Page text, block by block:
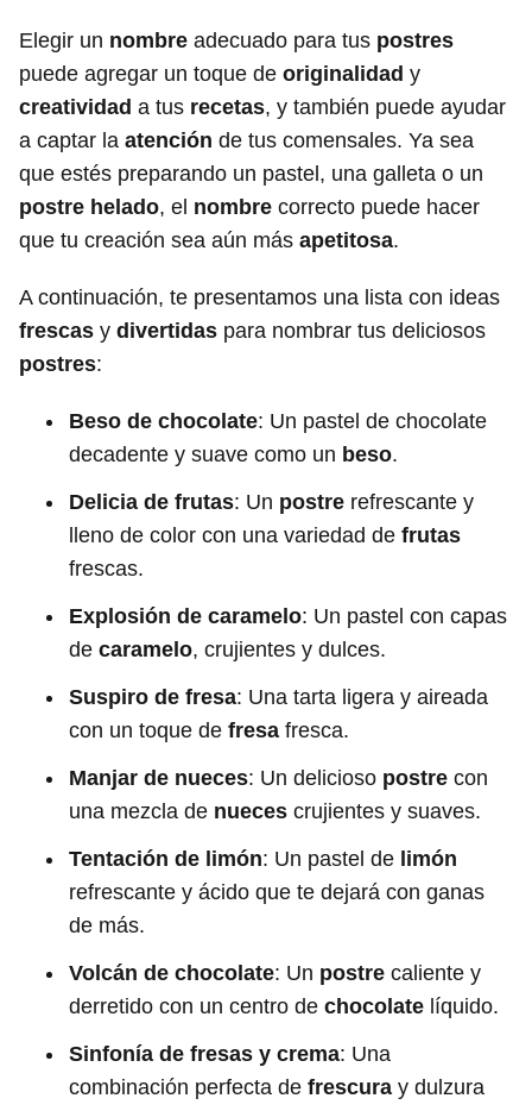
Elegir un nombre adecuado para tus postres
puede agregar un toque de originalidad y
creatividad a tus recetas, y también puede ayudar
a captar la atención de tus comensales. Ya sea
que estés preparando un pastel, una galleta o un
postre helado, el nombre correcto puede hacer
que tu creación sea aún más apetitosa.
A continuación, te presentamos una lista con ideas
frescas y divertidas para nombrar tus deliciosos
postres:
Beso de chocolate: Un pastel de chocolate
decadente y suave como un beso.
Delicia de frutas: Un postre refrescante y
lleno de color con una variedad de frutas
frescas.
Explosión de caramelo: Un pastel con capas
de caramelo, crujientes y dulces.
Suspiro de fresa: Una tarta ligera y aireada
con un toque de fresa fresca.
Manjar de nueces: Un delicioso postre con
una mezcla de nueces crujientes y suaves.
Tentación de limón: Un pastel de limón
refrescante y ácido que te dejará con ganas
de más.
Volcán de chocolate: Un postre caliente y
derretido con un centro de chocolate líquido.
Sinfonía de fresas y crema: Una
combinación perfecta de frescura y dulzura